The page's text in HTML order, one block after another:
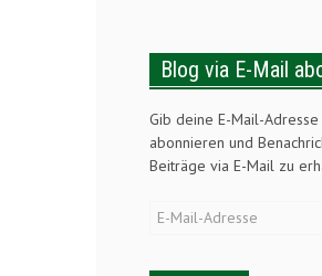
Blog via E-Mail
Gib deine E-Mail-
abonnieren und
Beiträge via E-Mail zu
E-